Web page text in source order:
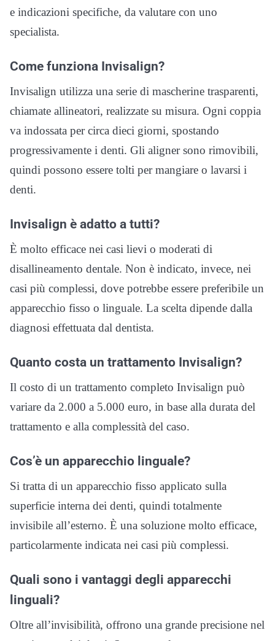
e indicazioni specifiche, da valutare con uno
specialista.
Come funziona Invisalign?
Invisalign utilizza una serie di mascherine trasparenti,
chiamate allineatori, realizzate su misura. Ogni coppia
va indossata per circa dieci giorni, spostando
progressivamente i denti. Gli aligner sono rimovibili,
quindi possono essere tolti per mangiare o lavarsi i
denti.
Invisalign è adatto a tutti?
È molto efficace nei casi lievi o moderati di
disallineamento dentale. Non è indicato, invece, nei
casi più complessi, dove potrebbe essere preferibile un
apparecchio fisso o linguale. La scelta dipende dalla
diagnosi effettuata dal dentista.
Quanto costa un trattamento Invisalign?
Il costo di un trattamento completo Invisalign può
variare da 2.000 a 5.000 euro, in base alla durata del
trattamento e alla complessità del caso.
Cos’è un apparecchio linguale?
Si tratta di un apparecchio fisso applicato sulla
superficie interna dei denti, quindi totalmente
invisibile all’esterno. È una soluzione molto efficace,
particolarmente indicata nei casi più complessi.
Quali sono i vantaggi degli apparecchi
linguali?
Oltre all’invisibilità, offrono una grande precisione nel